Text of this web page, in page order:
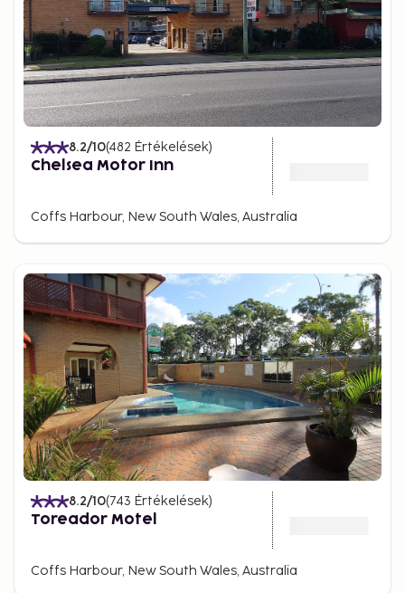
8.2/10(482 Értékelések)
Chelsea Motor Inn
Coffs Harbour, New South Wales, Australia
8.2/10(743 Értékelések)
Toreador Motel
Coffs Harbour, New South Wales, Australia